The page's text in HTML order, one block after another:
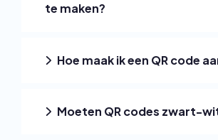
te maken?
Hoe maak ik een QR code
Moeten QR codes zwart-